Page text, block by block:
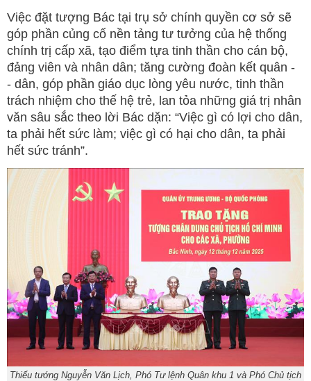
Việc đặt tượng Bác tại trụ sở chính quyền cơ sở sẽ
góp phần củng cố nền tảng tư tưởng của hệ thống
chính trị cấp xã, tạo điểm tựa tinh thần cho cán bộ,
đảng viên và nhân dân; tăng cường đoàn kết quân -
- dân, góp phần giáo dục lòng yêu nước, tinh thần
trách nhiệm cho thế hệ trẻ, lan tỏa những giá trị nhân
văn sâu sắc theo lời Bác dặn: “Việc gì có lợi cho dân,
ta phải hết sức làm; việc gì có hại cho dân, ta phải
hết sức tránh”.
Thiếu tướng Nguyễn Văn Lịch, Phó Tư lệnh Quân khu 1 và Phó Chủ tịch